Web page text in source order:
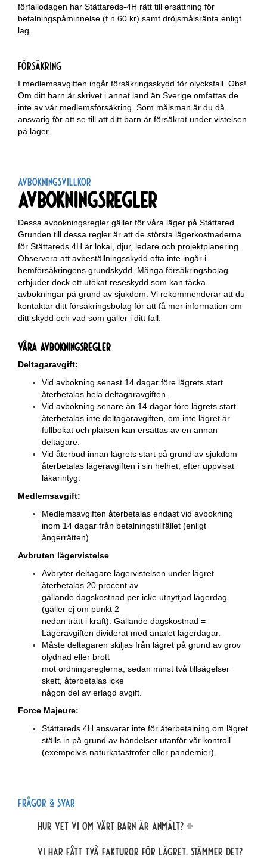
förfallodagen har Stättareds-4H rätt till ersättning för
betalningspåminnelse (f n 60 kr) samt dröjsmålsränta enligt
lag.
Försäkring
I medlemsavgiften ingår försäkringsskydd för olycksfall. Obs!
Om ditt barn är skrivet i annat land än Sverige omfattas de
inte av vår medlemsförsäkring. Som målsman är du då
ansvarig för att se till att ditt barn är försäkrat under vistelsen
på läger.
Avbokningsvillkor
Avbokningsregler
Dessa avbokningsregler gäller för våra läger på Stättared.
Grunden till dessa regler är att de största lägerkostnaderna
för Stättareds 4H är lokal, djur, ledare och projektplanering.
Observera att avbeställningsskydd ofta inte ingår i
hemförsäkringens grundskydd. Många försäkringsbolag
erbjuder dock ett utökat reseskydd som kan täcka
avbokningar på grund av sjukdom. Vi rekommenderar att du
kontaktar ditt försäkringsbolag för att få mer information om
ditt skydd och vad som gäller i ditt fall.
Våra avbokningsregler
Deltagaravgift:
Vid avbokning senast 14 dagar före lägrets start
återbetalas hela deltagaravgiften.
Vid avbokning senare än 14 dagar före lägrets start
återbetalas inte deltagaravgiften, om inte lägret är
fullbokat och platsen kan ersättas av en annan
deltagare.
Vid återbud innan lägrets start på grund av sjukdom
återbetalas lägeravgiften i sin helhet, efter uppvisat
läkarintyg.
Medlemsavgift:
Medlemsavgiften återbetalas endast vid avbokning
inom 14 dagar från betalningstillfället (enligt
ångerrätten)
Avbruten lägervistelse
Avbryter deltagare lägervistelsen under lägret
återbetalas 20 procent av
gällande dagskostnad per icke utnyttjad lägerdag
(gäller ej om punkt 2
nedan trätt i kraft). Gällande dagskostnad =
Lägeravgiften dividerat med antalet lägerdagar.
Måste deltagaren skiljas från lägret på grund av grov
olydnad eller brott
mot ordningsreglerna, sedan minst två tillsägelser
skett, återbetalas icke
någon del av erlagd avgift.
Force Majeure:
Stättareds 4H ansvarar inte för återbetalning om lägret
ställs in på grund av händelser utanför vår kontroll
(exempelvis naturkatastrofer eller pandemier).
Frågor & svar
Hur vet vi om vårt barn är anmält?
Vi har fått två fakturor för lägret, stämmer det?